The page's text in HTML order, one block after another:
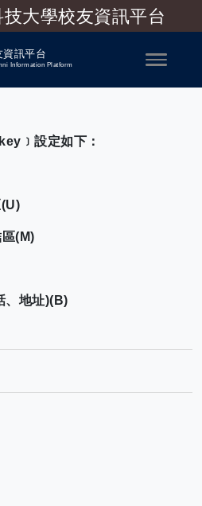
大學校友資訊平台
主要內容
資訊平台
Information Platform
設定如下：
(M)
、地址)(B)